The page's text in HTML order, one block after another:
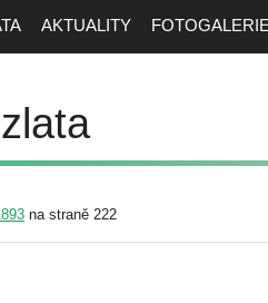
AKTUALITY
na straně 222